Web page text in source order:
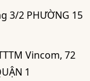
3/2 PHƯỜNG 15
Vincom, 72
1